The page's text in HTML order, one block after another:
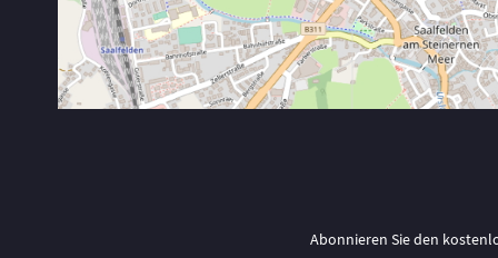
Abonnieren Sie den